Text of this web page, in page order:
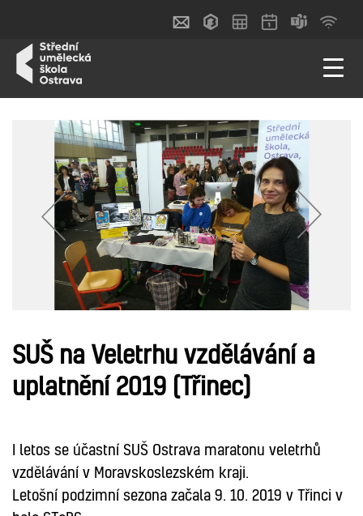
SUŠ na Veletrhu vzdělávání a
uplatnění 2019 (Třinec)
I letos se účastní SUŠ Ostrava maratonu veletrhů
vzdělávání v Moravskoslezském kraji.
Letošní podzimní sezona začala 9. 10. 2019 v Třinci v